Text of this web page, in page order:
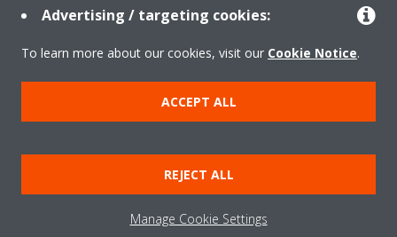
Kontakti
Produktet
Njoftim ligjor
Njoftim për kukit
Politika e privatësisë së të dhënave
Etika Korporative
Advertising / targeting cookies:
To learn more about our cookies, visit our Cookie Notice.
ACCEPT ALL
REJECT ALL
Manage Cookie Settings